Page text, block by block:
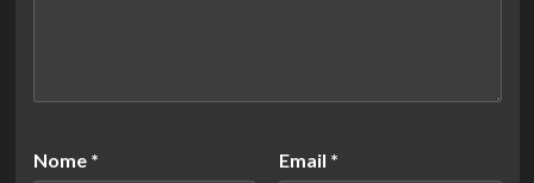
Nome * Email *